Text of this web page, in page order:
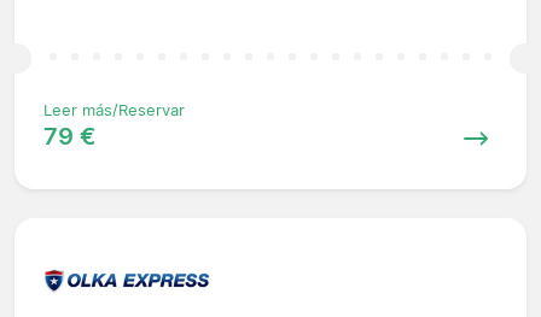
Leer más/Reservar
79 €